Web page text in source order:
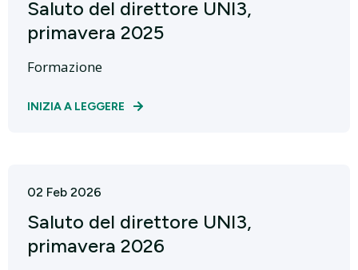
Saluto del direttore UNI3,
primavera 2025
Formazione
INIZIA A LEGGERE
02 Feb 2026
Saluto del direttore UNI3,
primavera 2026